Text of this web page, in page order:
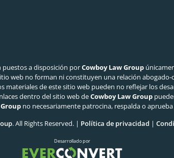
puestos a disposición porCowboy Law Group
web no forman ni constituyen una relación
de este sitio web pueden no reflejar los
dentro del sitio web deCowboy Law Group
no necesariamente patrocina, respalda o
. All Rights Reserved. | Política de privacidad |
Desarrollado por